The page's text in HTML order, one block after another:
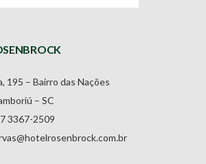
195 – Bairro das Nações
– SC
3367-2509